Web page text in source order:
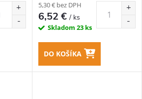
5,30 € bez DPH
6,52 €/ ks
Skladom 23 ks
DO KOŠÍKA